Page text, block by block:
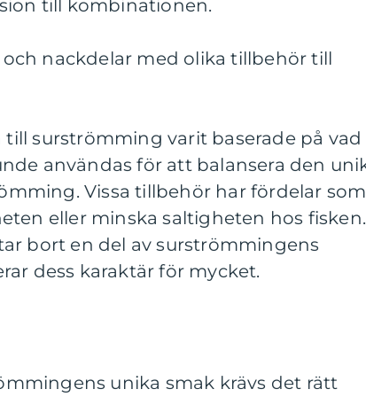
till kombinationen.
nackdelar med olika tillbehör till
surströmming varit baserade på vad
användas för att balansera den
Vissa tillbehör har fördelar som
eller minska saltigheten hos fisken.
bort en del av surströmmingens
dess karaktär för mycket.
unika smak krävs det rätt